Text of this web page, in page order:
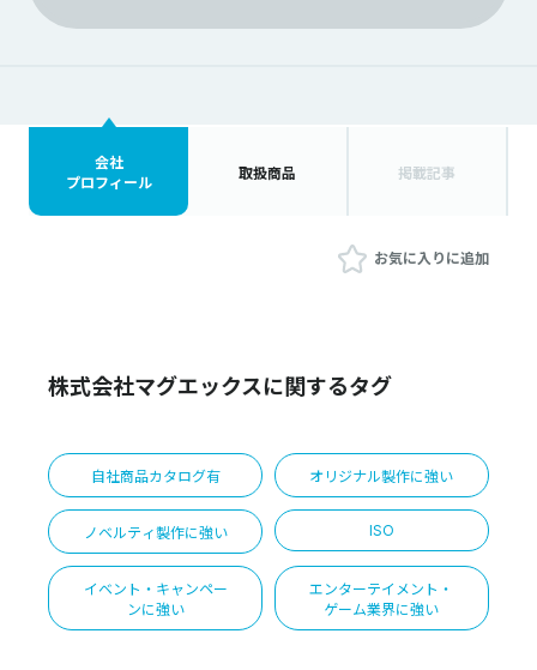
会社
プロフィール
取扱商品 掲載記事
お気に入りに追加
株式会社マグエックスに関するタグ
自社商品カタログ有 オリジナル製作に強い
ノベルティ製作に強い ISO
イベント・キャンペー
ンに強い
エンターテイメント・
ゲーム業界に強い